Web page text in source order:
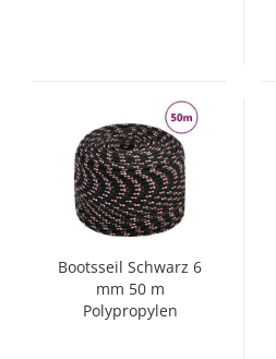
Bootsseil Schwarz 6
mm 50 m
Polypropylen